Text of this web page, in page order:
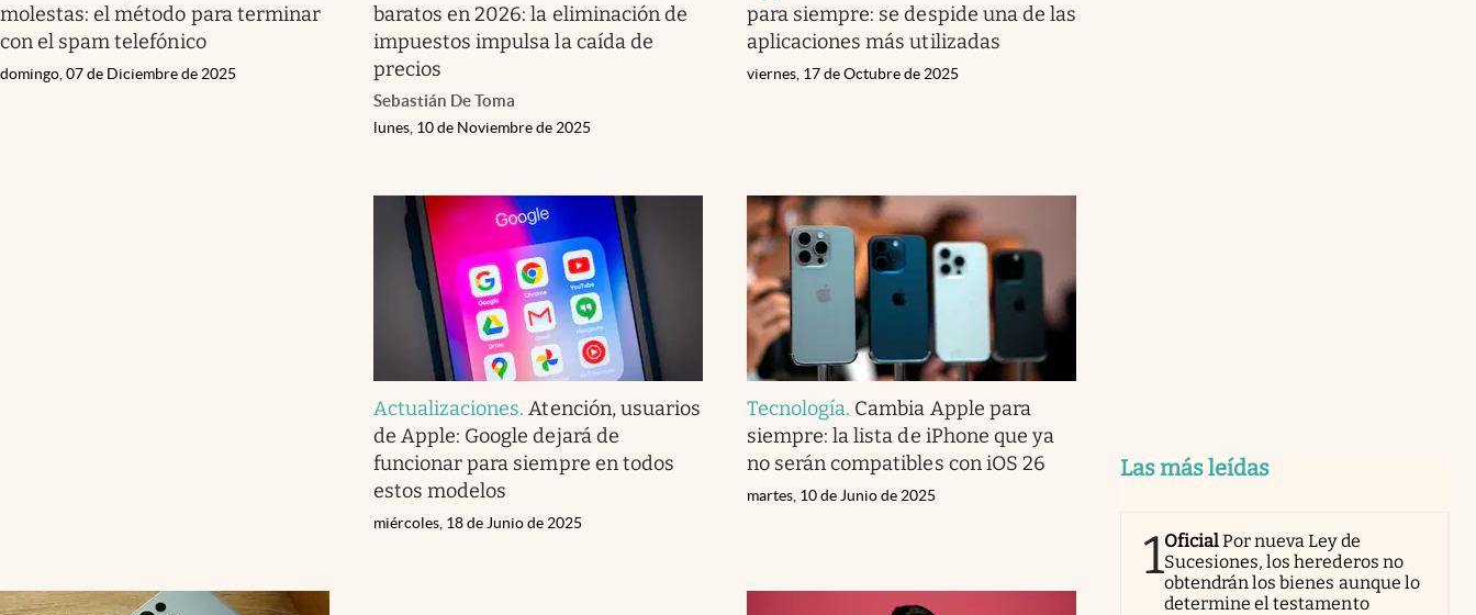
molestas: el método para terminar
con el spam telefónico
domingo, 07 de Diciembre de 2025
baratos en 2026: la eliminación de
impuestos impulsa la caída de
precios
Sebastián De Toma
lunes, 10 de Noviembre de 2025
para siempre: se despide una de las
aplicaciones más utilizadas
viernes, 17 de Octubre de 2025
Actualizaciones.Atención, usuarios
de Apple: Google dejará de
funcionar para siempre en todos
estos modelos
miércoles, 18 de Junio de 2025
Tecnología. Cambia Apple para
siempre: la lista de iPhone que ya
no serán compatibles con iOS 26
martes, 10 de Junio de 2025
Las más leídas
1OficialPor nueva Ley de
Sucesiones, los herederos no
obtendrán los bienes aunque lo
determine el testamento